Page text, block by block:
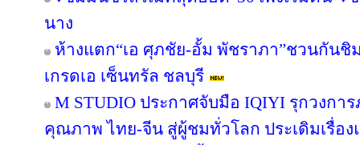
นาง
ห้างแตก“เอ ศุภชัย-อั้ม พัชราภา”ชวนกันชิ
เกรดเอ เซ็นทรัล ชลบุรี
M STUDIO ประกาศจับมือ IQIYI รุกวงกา
คุณภาพ ไทย-จีน สู่ผู้ชมทั่วโลก ประเดิมเรื่องแร